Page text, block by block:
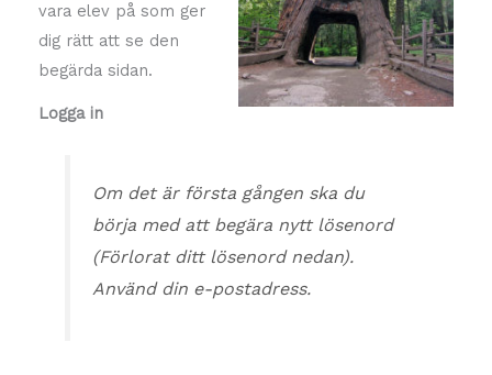
vara elev på som ger
dig rätt att se den
begärda sidan.
Logga in
Om det är första gången ska du
börja med att begära nytt lösenord
(Förlorat ditt lösenord nedan).
Använd din e-postadress.